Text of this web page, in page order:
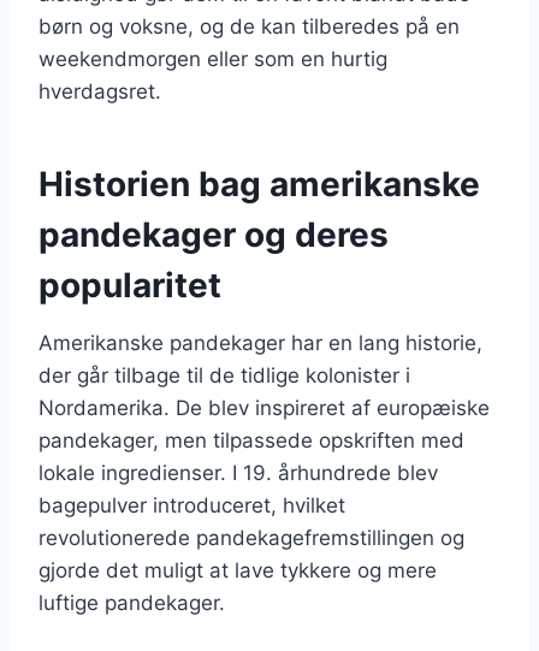
børn og voksne, og de kan tilberedes på en
weekendmorgen eller som en hurtig
hverdagsret.
Historien bag amerikanske
pandekager og deres
popularitet
Amerikanske pandekager har en lang historie,
der går tilbage til de tidlige kolonister i
Nordamerika. De blev inspireret af europæiske
pandekager, men tilpassede opskriften med
lokale ingredienser. I 19. århundrede blev
bagepulver introduceret, hvilket
revolutionerede pandekagefremstillingen og
gjorde det muligt at lave tykkere og mere
luftige pandekager.